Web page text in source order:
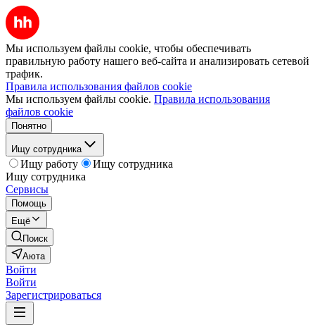
Мы используем файлы cookie, чтобы обеспечивать
правильную работу нашего веб-сайта и анализировать сетевой
трафик.
Правила использования файлов cookie
Мы используем файлы cookie. Правила использования
файлов cookie
Понятно
Ищу сотрудника
Ищу работу
Ищу сотрудника
Ищу сотрудника
Сервисы
Помощь
Ещё
Поиск
Аюта
Войти
Войти
Зарегистрироваться